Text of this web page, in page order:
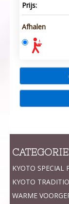
Prijs:
Afhalen
KYOTO SPECIAL
KYOTO
WARME